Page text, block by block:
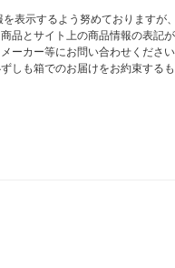
表示するよう努めております
品とサイト上の商品情報の表
ーカー等にお問い合わせください
しも箱でのお届けをお約束す